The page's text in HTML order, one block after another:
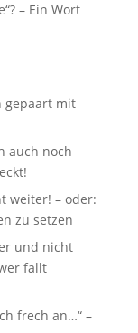
– Ein Wort
gepaart mit
auch noch
weiter! – oder:
zu setzen
und nicht
fällt
frech an…“ –